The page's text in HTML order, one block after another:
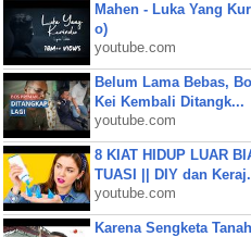
Mahen - Luka Yang
o)
youtube.com
Belum Lama Bebas,
Kei Kembali Ditangk...
youtube.com
8 KIAT HIDUP LUAR
TUASI || DIY dan
youtube.com
Karena Sengketa